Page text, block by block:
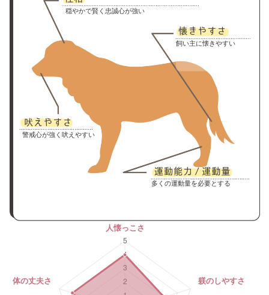
穏やかで賢く忠誠心が強い
飼い主に懐きやすい
警戒心が強く吠えやすい
多くの運動量を必要とする